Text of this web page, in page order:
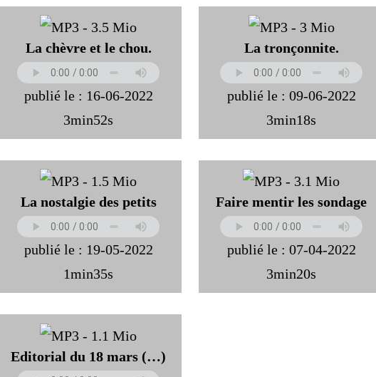
La chèvre et le chou.
publié le : 16-06-2022
3min52s
La tronçonnite.
publié le : 09-06-2022
3min18s
La nostalgie des petits
publié le : 19-05-2022
1min35s
Faire mentir les sondage
publié le : 07-04-2022
3min20s
Editorial du 18 mars (…)